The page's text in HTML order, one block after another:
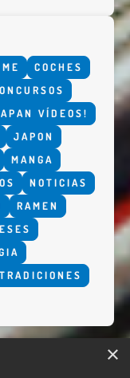
COCHES
VÍDEOS!
JAPON
MANGA
NOTICIAS
RAMEN
TRADICIONES
×